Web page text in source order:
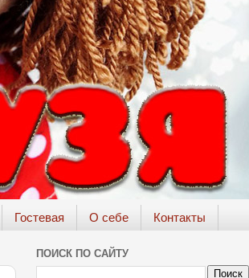
Гостевая О себе Контакты
ПОИСК ПО САЙТУ